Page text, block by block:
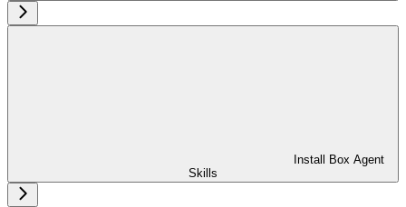
Install Box Agent
Skills